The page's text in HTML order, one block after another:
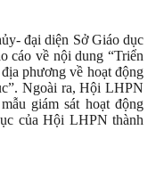
đại diện Sở Giáo dục
cáo về nội dung “Triển
phương về hoạt động
Ngoài ra, Hội LHPN
giám sát hoạt động
của Hội LHPN thành